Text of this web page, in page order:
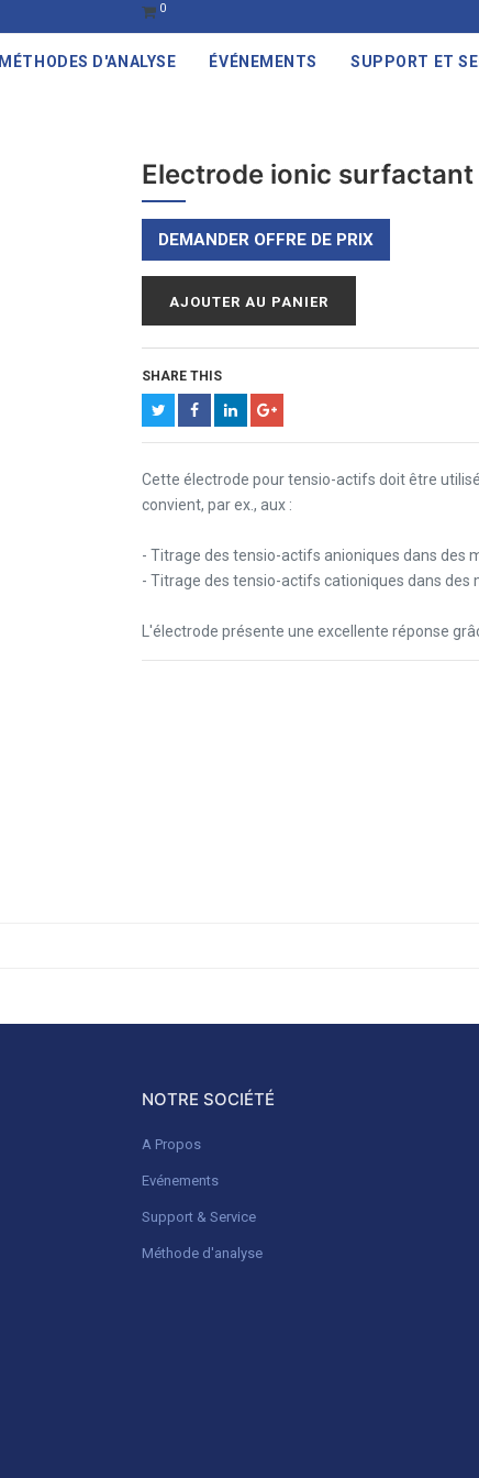
0
MÉTHODES D'ANALYSE ÉVÉNEMENTS SUPPORT ET
Electrode ionic surfactant
DEMANDER OFFRE DE PRIX
AJOUTER AU PANIER
SHARE THIS
Cette électrode pour tensio-actifs doit être
convient, par ex., aux :
- Titrage des tensio-actifs anioniques dans des
- Titrage des tensio-actifs cationiques dans des
L'électrode présente une excellente réponse
NOTRE SOCIÉTÉ
A Propos
Evénements
Support & Service
Méthode d'analyse